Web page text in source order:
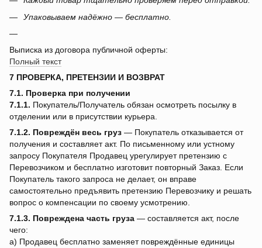
Упаковываем надёжно — бесплатно.
Выписка из договора публичной оферты:
Полный текст
7 ПРОВЕРКА, ПРЕТЕНЗИИ И ВОЗВРАТ
7.1. Проверка при получении
7.1.1. Покупатель/Получатель обязан осмотреть посылку в
отделении или в присутствии курьера.
7.1.2. Повреждён весь груз — Покупатель отказывается от
получения и составляет акт. По письменному или устному
запросу Покупателя Продавец урегулирует претензию с
Перевозчиком и бесплатно изготовит повторный Заказ. Если
Покупатель такого запроса не делает, он вправе
самостоятельно предъявить претензию Перевозчику и решать
вопрос о компенсации по своему усмотрению.
7.1.3. Повреждена часть груза — составляется акт, после
чего:
a) Продавец бесплатно заменяет повреждённые единицы